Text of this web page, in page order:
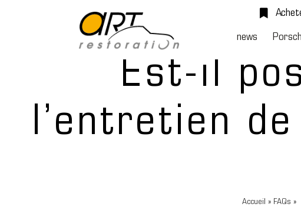
news
Est-il
l’entretien
Accueil » FAQs »